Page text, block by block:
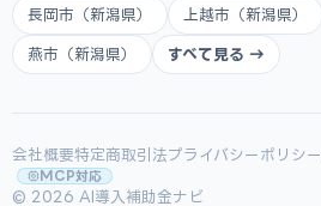
長岡市（新潟県） 上越市（新潟県）
燕市（新潟県） すべて見る →
会社概要特定商取引法プライバシーポリシー
MCP対応
© 2026 AI導入補助金ナビ